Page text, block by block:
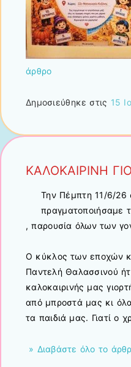
άρθρο
Δημοσιεύθηκε στις 15
ΚΑΛΟΚΑΙΡΙΝΗ
Την Πέμπτη 11/6/26
πραγματοποιήσαμε
, παρουσία όλων των
Ο κύκλος των εποχών
Παντελή Θαλασσινού
καλοκαιρινής μας
από μπροστά μας κι
τα παιδιά μας. Γιατί ο
» Διαβάστε όλο το